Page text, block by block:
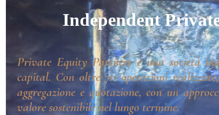
Independent
Private Equity Partners è una società
capital. Con oltre 70 operazioni
aggregazione e quotazione, con un
valore sostenibile nel lungo termine.